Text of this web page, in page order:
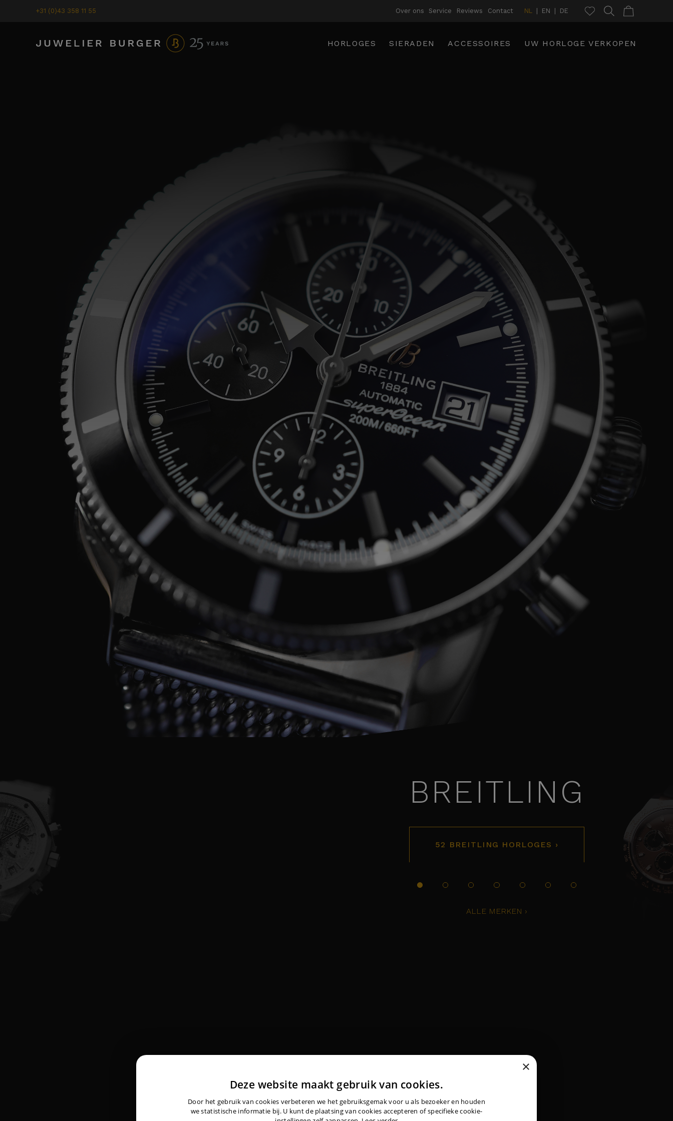
+31 (0)43 358 11 55 Over ons Service Reviews Contact NL EN DE
HORLOGES SIERADEN ACCESSOIRES UW HORLOGE VERKOPEN
BREITLING
52 BREITLING HORLOGES ›
ALLE MERKEN ›
×
Deze website maakt gebruik van cookies.
Door het gebruik van cookies verbeteren we het gebruiksgemak voor u als bezoeker en houden
we statistische informatie bij. U kunt de plaatsing van cookies accepteren of specifieke cookie-